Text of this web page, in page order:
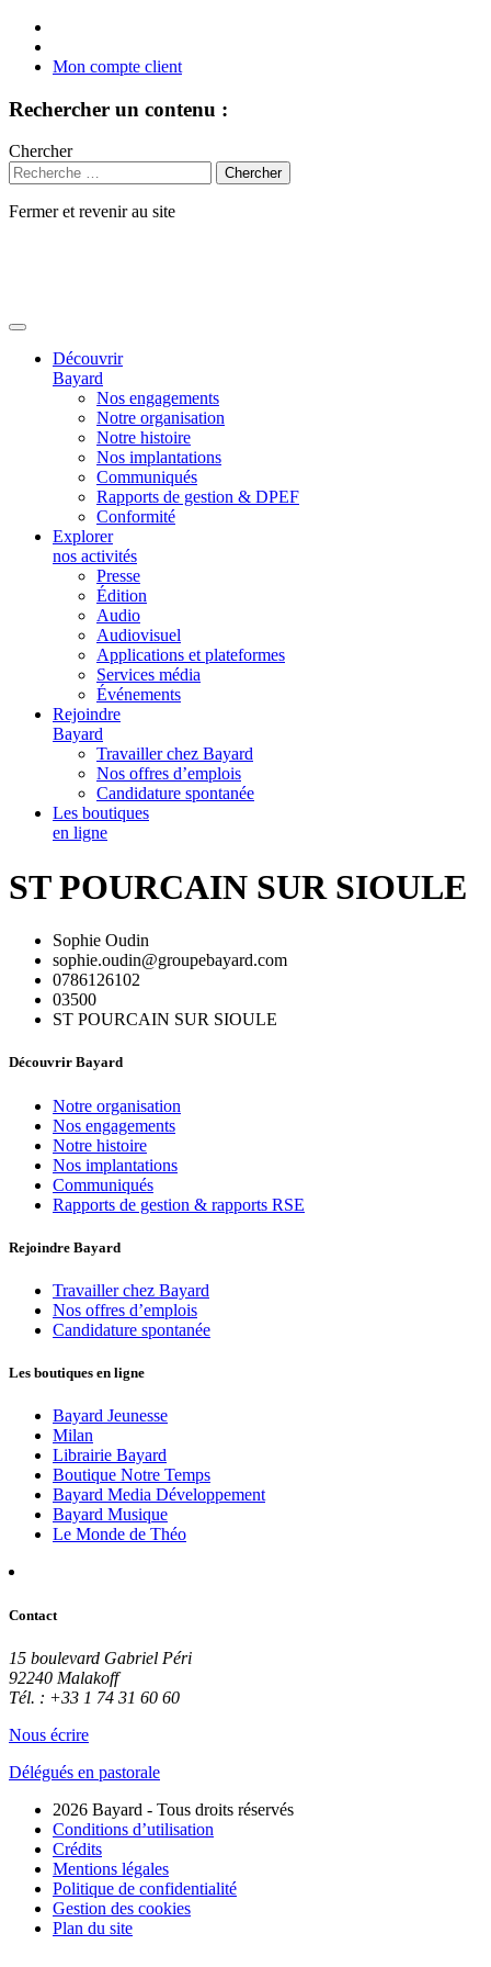
Mon compte client
Rechercher un contenu :
Chercher
Fermer et revenir au site
Découvrir
Bayard
Nos engagements
Notre organisation
Notre histoire
Nos implantations
Communiqués
Rapports de gestion & DPEF
Conformité
Explorer
nos activités
Presse
Édition
Audio
Audiovisuel
Applications et plateformes
Services média
Événements
Rejoindre
Bayard
Travailler chez Bayard
Nos offres d’emplois
Candidature spontanée
Les boutiques
en ligne
ST POURCAIN SUR SIOULE
Sophie Oudin
sophie.oudin@groupebayard.com
0786126102
03500
ST POURCAIN SUR SIOULE
Découvrir Bayard
Notre organisation
Nos engagements
Notre histoire
Nos implantations
Communiqués
Rapports de gestion & rapports RSE
Rejoindre Bayard
Travailler chez Bayard
Nos offres d’emplois
Candidature spontanée
Les boutiques en ligne
Bayard Jeunesse
Milan
Librairie Bayard
Boutique Notre Temps
Bayard Media Développement
Bayard Musique
Le Monde de Théo
Contact
15 boulevard Gabriel Péri
92240 Malakoff
Tél. : +33 1 74 31 60 60
Nous écrire
Délégués en pastorale
2026 Bayard - Tous droits réservés
Conditions d’utilisation
Crédits
Mentions légales
Politique de confidentialité
Gestion des cookies
Plan du site